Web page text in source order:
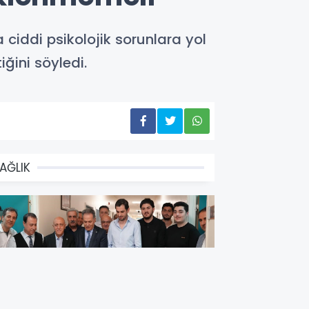
ciddi psikolojik sorunlara yol
söyledi.